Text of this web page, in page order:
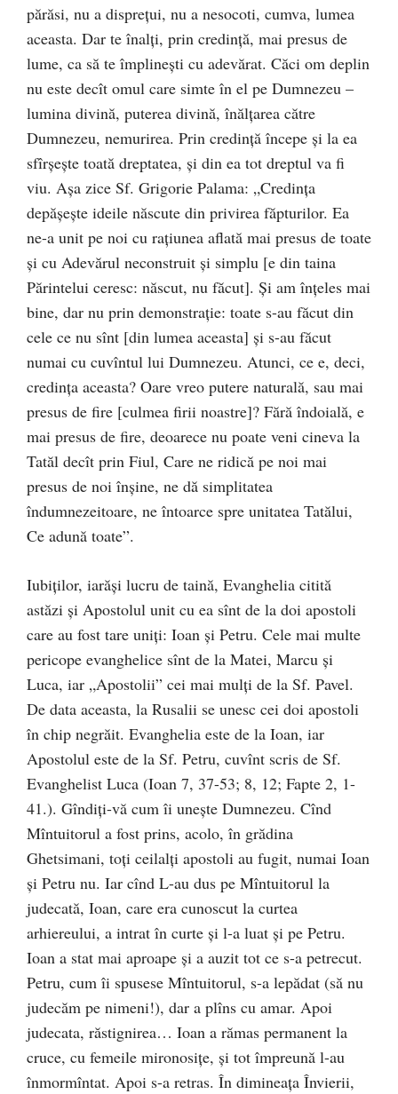
părăsi, nu a dispreţui, nu a nesocoti, cumva, lumea
aceasta. Dar te înalţi, prin credinţă, mai presus de
lume, ca să te împlineşti cu adevărat. Căci om deplin
nu este decît omul care simte în el pe Dumnezeu –
lumina divină, puterea divină, înălţarea către
Dumnezeu, nemurirea. Prin credinţă începe şi la ea
sfîrşeşte toată dreptatea, şi din ea tot dreptul va fi
viu. Aşa zice Sf. Grigorie Palama: „Credinţa
depăşeşte ideile născute din privirea făpturilor. Ea
ne-a unit pe noi cu raţiunea aflată mai presus de toate
şi cu Adevărul neconstruit şi simplu [e din taina
Părintelui ceresc: născut, nu făcut]. Şi am înţeles mai
bine, dar nu prin demonstraţie: toate s-au făcut din
cele ce nu sînt [din lumea aceasta] şi s-au făcut
numai cu cuvîntul lui Dumnezeu. Atunci, ce e, deci,
credinţa aceasta? Oare vreo putere naturală, sau mai
presus de fire [culmea firii noastre]? Fără îndoială, e
mai presus de fire, deoarece nu poate veni cineva la
Tatăl decît prin Fiul, Care ne ridică pe noi mai
presus de noi înşine, ne dă simplitatea
îndumnezeitoare, ne întoarce spre unitatea Tatălui,
Ce adună toate”.
Iubiţilor, iarăşi lucru de taină, Evanghelia citită
astăzi şi Apostolul unit cu ea sînt de la doi apostoli
care au fost tare uniţi: Ioan şi Petru. Cele mai multe
pericope evanghelice sînt de la Matei, Marcu şi
Luca, iar „Apostolii” cei mai mulţi de la Sf. Pavel.
De data aceasta, la Rusalii se unesc cei doi apostoli
în chip negrăit. Evanghelia este de la Ioan, iar
Apostolul este de la Sf. Petru, cuvînt scris de Sf.
Evanghelist Luca (Ioan 7, 37-53; 8, 12; Fapte 2, 1-
41.). Gîndiţi-vă cum îi uneşte Dumnezeu. Cînd
Mîntuitorul a fost prins, acolo, în grădina
Ghetsimani, toţi ceilalţi apostoli au fugit, numai Ioan
şi Petru nu. Iar cînd L-au dus pe Mîntuitorul la
judecată, Ioan, care era cunoscut la curtea
arhiereului, a intrat în curte şi l-a luat şi pe Petru.
Ioan a stat mai aproape şi a auzit tot ce s-a petrecut.
Petru, cum îi spusese Mîntuitorul, s-a lepădat (să nu
judecăm pe nimeni!), dar a plîns cu amar. Apoi
judecata, răstignirea… Ioan a rămas permanent la
cruce, cu femeile mironosiţe, şi tot împreună l-au
înmormîntat. Apoi s-a retras. În dimineaţa Învierii,